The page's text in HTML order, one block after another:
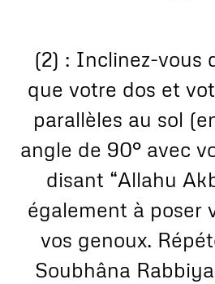
(2) : Inclinez-vous
que votre dos et
parallèles au sol
angle de 90° avec
disant “Allahu
également à poser
vos genoux.
Soubhâna